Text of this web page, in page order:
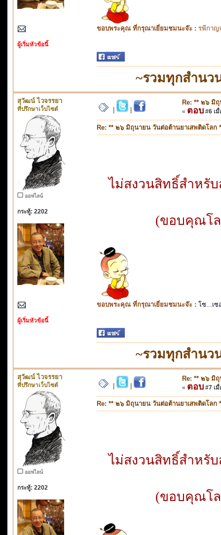
ผู้เริ่มหัวข้อนี้
ขอบพระคุณ ที่กรุณาเยี่ยมชมนะจ๊ะ : รพีกาญ
~รวมทุกสำนว
สุวัฒน์ ไวจรรยา
ที่ปรึกษาเว็บไซต์
ออฟไลน์
กระทู้: 2202
ผู้เริ่มหัวข้อนี้
Re: ** ๒๖ มิ
« ตอบ #6 เมื่
Re: ** ๒๖ มิถุนายน วันต่อต้านยาเสพติดโลก
ไม่สงวนสิทธิ์สำหรั
(ขอบคุณโ
ขอบพระคุณ ที่กรุณาเยี่ยมชมนะจ๊ะ : โซ...เซ
~รวมทุกสำนว
สุวัฒน์ ไวจรรยา
ที่ปรึกษาเว็บไซต์
ออฟไลน์
กระทู้: 2202
Re: ** ๒๖ มิ
« ตอบ #7 เมื่
Re: ** ๒๖ มิถุนายน วันต่อต้านยาเสพติดโลก
ไม่สงวนสิทธิ์สำหรั
(ขอบคุณโ